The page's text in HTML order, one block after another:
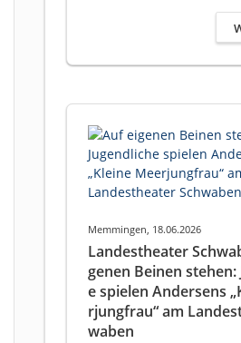
Memmingen, 18.06.2026
Landestheater
genen Beinen stehen:
e spielen Andersens
rjungfrau“ am
waben